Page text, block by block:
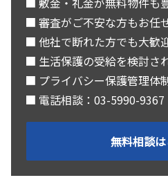
■ 審査がご不安な方もお任
■ 他社で断れた方でも大歓
■ 生活保護の受給を検討さ
■ プライバシー保護管理体
■ 電話相談：03-5990-9367
無料相談